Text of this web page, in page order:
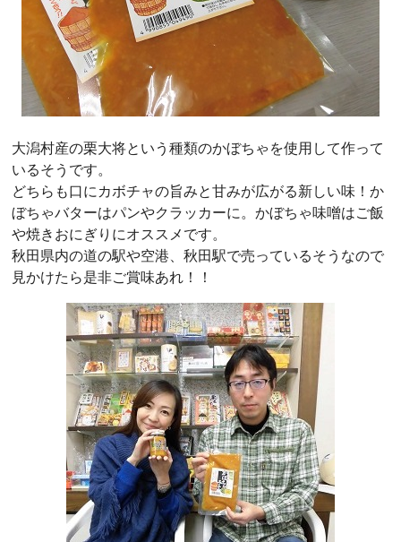
大潟村産の栗大将という種類のかぼちゃを使用して作って
いるそうです。
どちらも口にカボチャの旨みと甘みが広がる新しい味！か
ぼちゃバターはパンやクラッカーに。かぼちゃ味噌はご飯
や焼きおにぎりにオススメです。
秋田県内の道の駅や空港、秋田駅で売っているそうなので
見かけたら是非ご賞味あれ！！